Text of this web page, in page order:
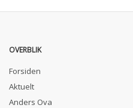
OVERBLIK
Forsiden
Aktuelt
Anders Ova